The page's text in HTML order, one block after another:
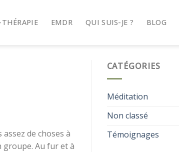
EMDR QUI SUIS-JE ? BLOG
de choses à
groupe. Au fur et à
CATÉGORIES
Méditation
Non classé
Témoignages